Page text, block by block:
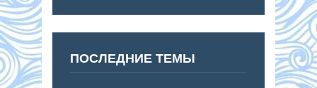
ПОСЛЕДНИЕ ТЕМЫ